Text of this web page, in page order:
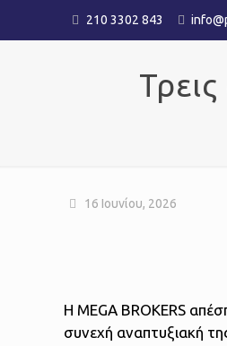
210 3302 843
16 Ιουνίου, 2026
Η MEGA BROKERS
συνεχή αναπτυξιακή